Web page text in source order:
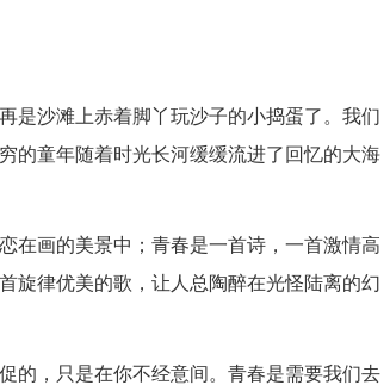
是沙滩上赤着脚丫玩沙子的小捣蛋了。我们
的童年随着时光长河缓缓流进了回忆的大海
在画的美景中；青春是一首诗，一首激情高
旋律优美的歌，让人总陶醉在光怪陆离的幻
的，只是在你不经意间。青春是需要我们去